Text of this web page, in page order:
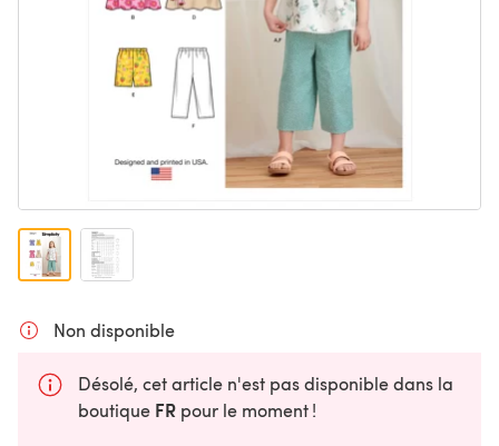
Non disponible
Désolé, cet article n'est pas disponible dans la
boutique FR pour le moment !